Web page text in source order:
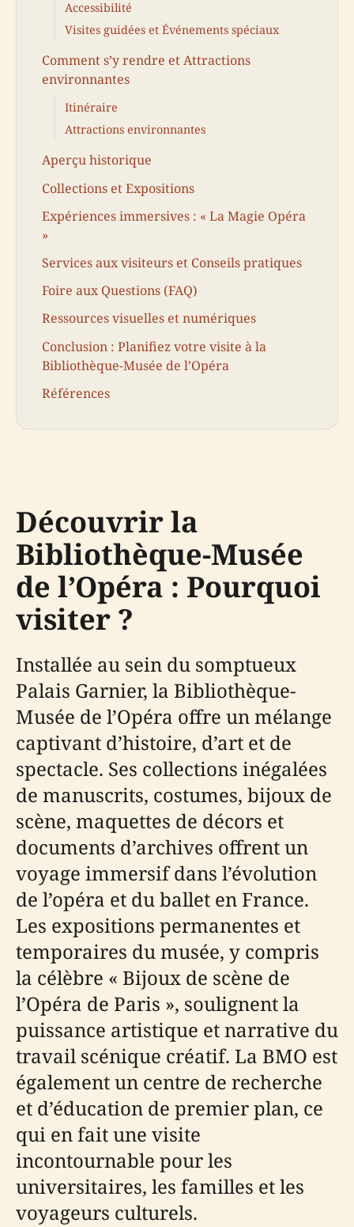
Accessibilité
Visites guidées et Événements spéciaux
Comment s’y rendre et Attractions
environnantes
Itinéraire
Attractions environnantes
Aperçu historique
Collections et Expositions
Expériences immersives : « La Magie Opéra
»
Services aux visiteurs et Conseils pratiques
Foire aux Questions (FAQ)
Ressources visuelles et numériques
Conclusion : Planifiez votre visite à la
Bibliothèque-Musée de l’Opéra
Références
Découvrir la
Bibliothèque-Musée
de l’Opéra : Pourquoi
visiter ?
Installée au sein du somptueux
Palais Garnier, la Bibliothèque-
Musée de l’Opéra offre un mélange
captivant d’histoire, d’art et de
spectacle. Ses collections inégalées
de manuscrits, costumes, bijoux de
scène, maquettes de décors et
documents d’archives offrent un
voyage immersif dans l’évolution
de l’opéra et du ballet en France.
Les expositions permanentes et
temporaires du musée, y compris
la célèbre « Bijoux de scène de
l’Opéra de Paris », soulignent la
puissance artistique et narrative du
travail scénique créatif. La BMO est
également un centre de recherche
et d’éducation de premier plan, ce
qui en fait une visite
incontournable pour les
universitaires, les familles et les
voyageurs culturels.